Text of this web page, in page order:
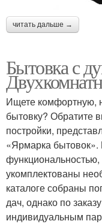
читать дальше →
Бытовка с
Ищете комфортную,
бытовку? Обратите
постройки,
«Ярмарка бытовок».
укомплектованы
каталоге собраны
дач, однако по
индивидуальным